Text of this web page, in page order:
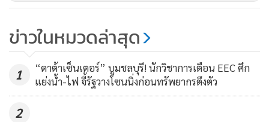
85
เทศกาลกินเจ และเหตุจากน้ำท่วม
ในหลายพื้นที่
ข่าวในหมวดล่าสุด
1
“ดาต้าเซ็นเตอร์” บูมชลบุรี! นักวิชาการเตือน EEC ศึก
แย่งน้ำ-ไฟ จี้รัฐวางโซนนิ่งก่อนทรัพยากรตึงตัว
2